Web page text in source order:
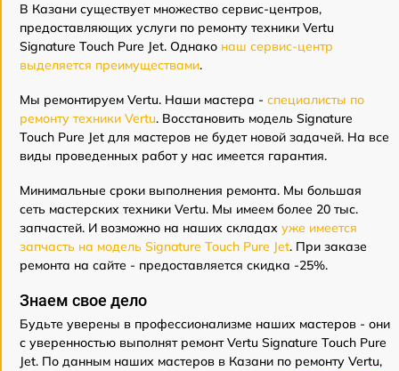
В Казани существует множество сервис-центров,
предоставляющих услуги по ремонту техники Vertu
Signature Touch Pure Jet. Однако наш сервис-центр
выделяется преимуществами.
Мы ремонтируем Vertu. Наши мастера - специалисты по
ремонту техники Vertu. Восстановить модель Signature
Touch Pure Jet для мастеров не будет новой задачей. На все
виды проведенных работ у нас имеется гарантия.
Минимальные сроки выполнения ремонта. Мы большая
сеть мастерских техники Vertu. Мы имеем более 20 тыс.
запчастей. И возможно на наших складах уже имеется
запчасть на модель Signature Touch Pure Jet. При заказе
ремонта на сайте - предоставляется скидка -25%.
Знаем свое дело
Будьте уверены в профессионализме наших мастеров - они
с уверенностью выполнят ремонт Vertu Signature Touch Pure
Jet. По данным наших мастеров в Казани по ремонту Vertu,